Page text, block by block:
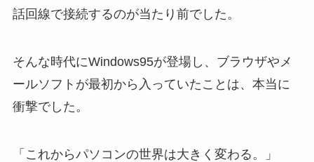
話回線で接続するのが当たり前でした。
そんな時代にWindows95が登場し、ブラウザやメ
ールソフトが最初から入っていたことは、本当に
衝撃でした。
「これからパソコンの世界は大きく変わる。」